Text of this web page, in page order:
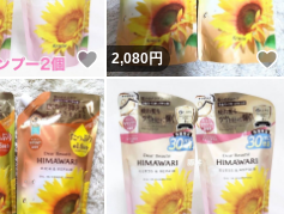
いいね！
2,080円